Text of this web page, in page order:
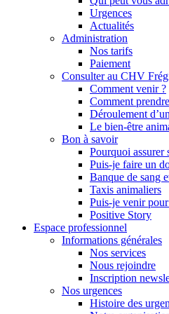
Urgences
Actualités
Administration
Nos tarifs
Paiement
Consulter au CHV
Comment venir ?
Comment
Déroulement
Le bien-être
Bon à savoir
Pourquoi assurer
Puis-je faire un
Banque de sang
Taxis animaliers
Puis-je venir
Positive Story
Espace professionnel
Informations générales
Nos services
Nous rejoindre
Inscription
Nos urgences
Histoire des